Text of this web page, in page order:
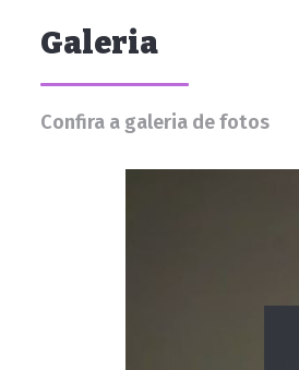
Galeria
Confira a galeria de fotos